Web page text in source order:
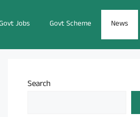
Jobs Govt Scheme News
Search